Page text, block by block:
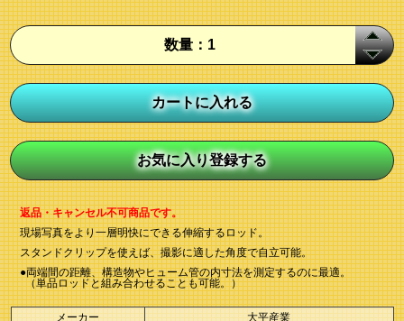
返品・キャンセル不可商品です。
現場写真をより一層明快にできる伸縮するロッド。
スタンドクリップを使えば、撮影に適した角度で自立可能。
●両端間の距離、構造物やヒューム管の内寸法を測定するのに最適。
（単品ロッドと組み合わせることも可能。）
メーカー 大平産業